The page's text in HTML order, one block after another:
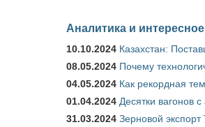
Аналитика и
10.10.2024 Казахстан:
08.05.2024 Почему
04.05.2024 Как рекордная
01.04.2024 Десятки вагонов
31.03.2024 Зерновой